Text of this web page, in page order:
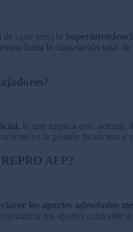
cada mes) la
hasta la cancelación total
, lo que implica que, además
en la gestión financiera y
AFP?
los aportes adeudados
regularizar los aportes conforme